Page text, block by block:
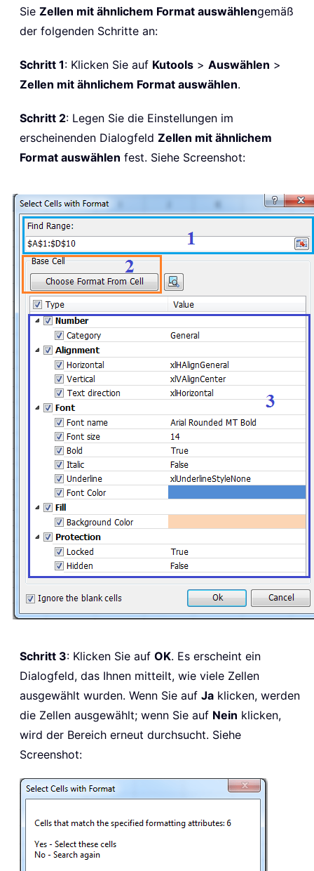
Sie Zellen mit ähnlichem Format auswählengemäß
der folgenden Schritte an:
Schritt 1: Klicken Sie auf Kutools > Auswählen >
Zellen mit ähnlichem Format auswählen.
Schritt 2: Legen Sie die Einstellungen im
erscheinenden Dialogfeld Zellen mit ähnlichem
Format auswählen fest. Siehe Screenshot:
Schritt 3: Klicken Sie auf OK. Es erscheint ein
Dialogfeld, das Ihnen mitteilt, wie viele Zellen
ausgewählt wurden. Wenn Sie auf Ja klicken, werden
die Zellen ausgewählt; wenn Sie auf Nein klicken,
wird der Bereich erneut durchsucht. Siehe
Screenshot: